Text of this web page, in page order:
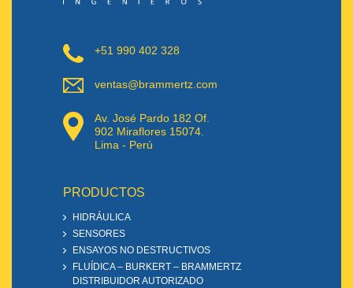
+51 990 402 328
ventas@brammertz.com
Av. José Pardo 182 Of.
902 Miraflores 15074.
Lima - Perú
PRODUCTOS
HIDRÁULICA
SENSORES
ENSAYOS NO DESTRUCTIVOS
FLUÍDICA – BURKERT – BRAMMERTZ
DISTRIBUIDOR AUTORIZADO